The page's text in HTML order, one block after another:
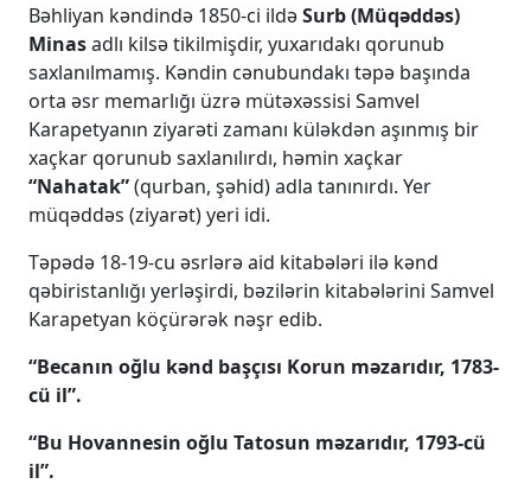
Bəhliyan kəndində 1850-ci ildəSurb (Müqəddəs)
Minasadlı kilsə tikilmişdir, yuxarıdakı qorunub
saxlanılmamış. Kəndin cənubundakı təpə başında
orta əsr memarlığı üzrə mütəxəssisi Samvel
Karapetyanın ziyarəti zamanı küləkdən aşınmış bir
xaçkar qorunub saxlanılırdı, həmin xaçkar
“Nahatak”(qurban, şəhid) adla tanınırdı. Yer
müqəddəs (ziyarət) yeri idi.
Təpədə 18-19-cu əsrlərə aid kitabələri ilə kənd
qəbiristanlığı yerləşirdi, bəzilərin kitabələrini Samvel
Karapetyan köçürərək nəşr edib.
“Becanın oğlu kənd başçısı Korun məzarıdır, 1783-
cü il”.
“Bu Hovannesin oğlu Tatosun məzarıdır, 1793-cü
il”.